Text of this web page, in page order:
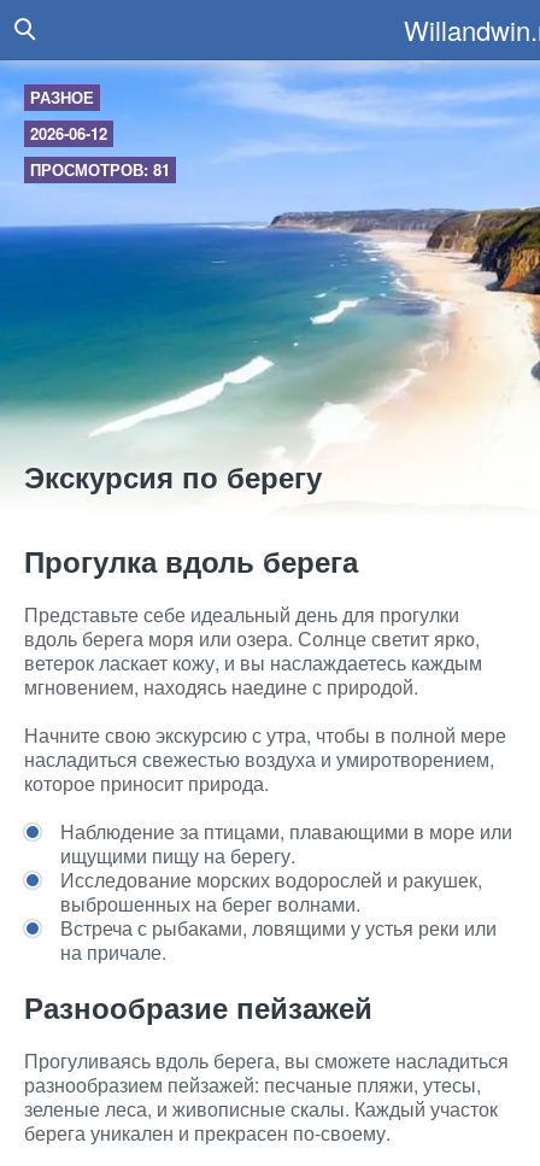
РАЗНОЕ
2026-06-12
ПРОСМОТРОВ: 81
Экскурсия по берегу
Прогулка вдоль берега
Представьте себе идеальный день для прогулки
вдоль берега моря или озера. Солнце светит ярко,
ветерок ласкает кожу, и вы наслаждаетесь каждым
мгновением, находясь наедине с природой.
Начните свою экскурсию с утра, чтобы в полной мере
насладиться свежестью воздуха и умиротворением,
которое приносит природа.
Наблюдение за птицами, плавающими в море или
ищущими пищу на берегу.
Исследование морских водорослей и ракушек,
выброшенных на берег волнами.
Встреча с рыбаками, ловящими у устья реки или
на причале.
Разнообразие пейзажей
Прогуливаясь вдоль берега, вы сможете насладиться
разнообразием пейзажей: песчаные пляжи, утесы,
зеленые леса, и живописные скалы. Каждый участок
берега уникален и прекрасен по-своему.